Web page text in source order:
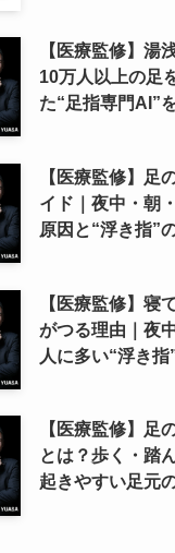
【医療監修】湯
10万人以上の足
た“足指専門AI”
【医療監修】足
イド｜夜中・朝
原因と“浮き指”
【医療監修】寝
がつる理由｜夜
人に多い“浮き
【医療監修】足
とは？歩く・踏
起きやすい足元